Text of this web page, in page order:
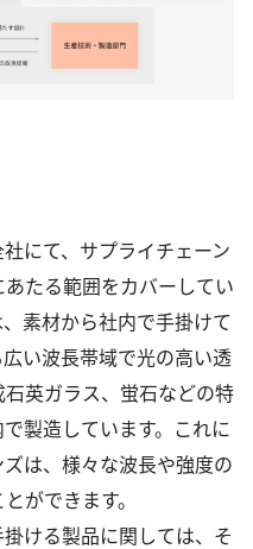
にて、サプライチェーン
たる範囲をカバーしてい
素材から社内で手掛けて
い波長帯域で光の高い透
英ガラス、蛍石などの特
製造しています。これに
は、様々な波長や強度の
ができます。
ける製品に関しては、そ